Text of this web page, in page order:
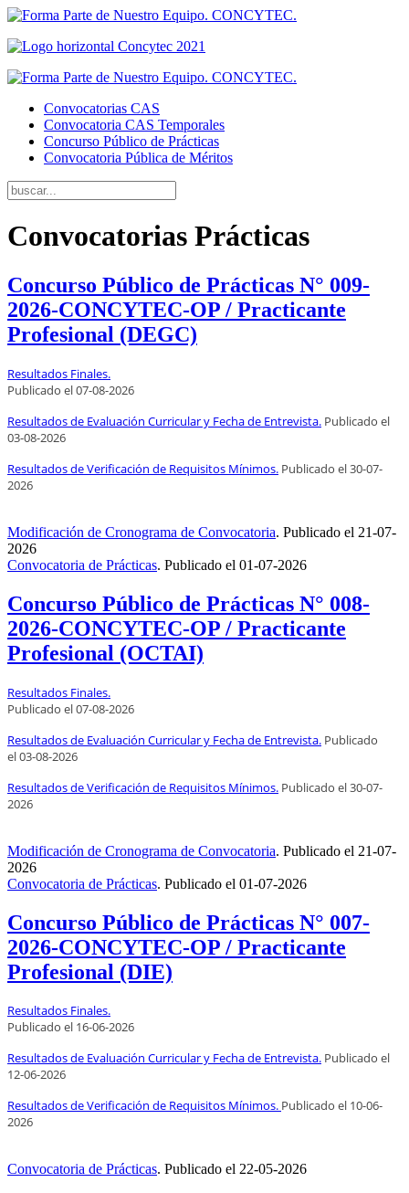
Convocatorias CAS
Convocatoria CAS Temporales
Concurso Público de Prácticas
Convocatoria Pública de Méritos
Convocatorias Prácticas
Concurso Público de Prácticas N° 009-
2026-CONCYTEC-OP / Practicante
Profesional (DEGC)
Resultados Finales.
Publicado el07-08-2026
Resultados de Evaluación Curricular y Fecha de Entrevista. Publicado el
03-08-2026
Resultados de Verificación de Requisitos Mínimos. Publicado el30-07-
2026
Modificación de Cronograma de Convocatoria. Publicado el 21-07-
2026
Convocatoria de Prácticas. Publicado el 01-07-2026
Concurso Público de Prácticas N° 008-
2026-CONCYTEC-OP / Practicante
Profesional (OCTAI)
Resultados Finales.
Publicado el07-08-2026
Resultados de Evaluación Curricular y Fecha de Entrevista. Publicado
el03-08-2026
Resultados de Verificación de Requisitos Mínimos. Publicado el30-07-
2026
Modificación de Cronograma de Convocatoria. Publicado el 21-07-
2026
Convocatoria de Prácticas. Publicado el 01-07-2026
Concurso Público de Prácticas N° 007-
2026-CONCYTEC-OP / Practicante
Profesional (DIE)
Resultados Finales.
Publicado el 16-06-2026
Resultados de Evaluación Curricular y Fecha de Entrevista. Publicado el
12-06-2026
Resultados de Verificación de Requisitos Mínimos. Publicado el 10-06-
2026
Convocatoria de Prácticas. Publicado el 22-05-2026